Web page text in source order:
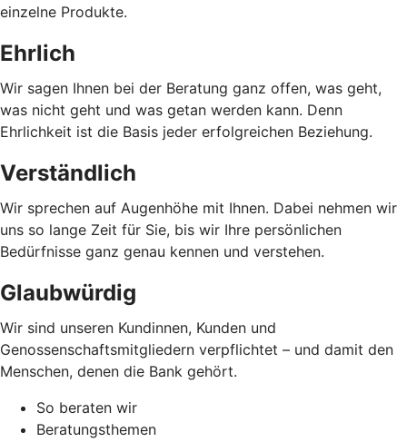
einzelne Produkte.
Ehrlich
Wir sagen Ihnen bei der Beratung ganz offen, was geht,
was nicht geht und was getan werden kann. Denn
Ehrlichkeit ist die Basis jeder erfolgreichen Beziehung.
Verständlich
Wir sprechen auf Augenhöhe mit Ihnen. Dabei nehmen wir
uns so lange Zeit für Sie, bis wir Ihre persönlichen
Bedürfnisse ganz genau kennen und verstehen.
Glaubwürdig
Wir sind unseren Kundinnen, Kunden und
Genossenschaftsmitgliedern verpflichtet – und damit den
Menschen, denen die Bank gehört.
So beraten wir
Beratungsthemen